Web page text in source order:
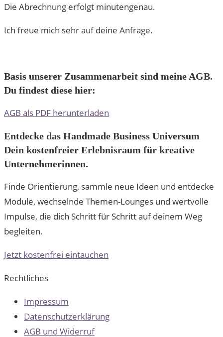
Die Abrechnung erfolgt minutengenau.
Ich freue mich sehr auf deine Anfrage.
Basis unserer Zusammenarbeit sind meine AGB.
Du findest diese hier:
AGB als PDF herunterladen
Entdecke das Handmade Business Universum
Dein kostenfreier Erlebnisraum für kreative
Unternehmerinnen.
Finde Orientierung, sammle neue Ideen und entdecke
Module, wechselnde Themen-Lounges und wertvolle
Impulse, die dich Schritt für Schritt auf deinem Weg
begleiten.
Jetzt kostenfrei eintauchen
Rechtliches
Impressum
Datenschutzerklärung
AGB und Widerruf